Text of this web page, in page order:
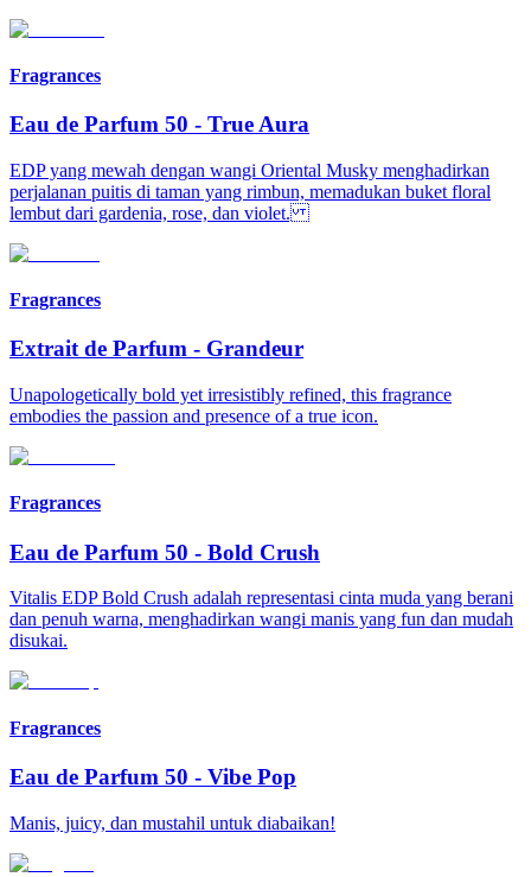
Fragrances
Eau de Parfum 50 - True Aura
EDP yang mewah dengan wangi Oriental Musky menghadirkan
perjalanan puitis di taman yang rimbun, memadukan buket floral
lembut dari gardenia, rose, dan violet.
Fragrances
Extrait de Parfum - Grandeur
Unapologetically bold yet irresistibly refined, this fragrance
embodies the passion and presence of a true icon.
Fragrances
Eau de Parfum 50 - Bold Crush
Vitalis EDP Bold Crush adalah representasi cinta muda yang berani
dan penuh warna, menghadirkan wangi manis yang fun dan mudah
disukai.
Fragrances
Eau de Parfum 50 - Vibe Pop
Manis, juicy, dan mustahil untuk diabaikan!